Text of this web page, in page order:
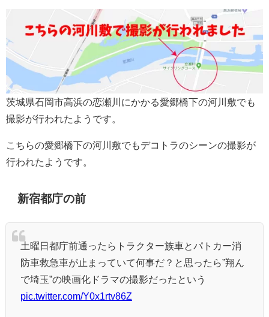
茨城県石岡市高浜の恋瀬川にかかる愛郷橋下の河川敷でも
撮影が行われたようです。
こちらの愛郷橋下の河川敷でもデコトラのシーンの撮影が
行われたようです。
新宿都庁の前
土曜日都庁前通ったらトラクター族車とパトカー消
防車救急車が止まっていて何事だ？と思ったら”翔ん
で埼玉”の映画化ドラマの撮影だったという
pic.twitter.com/Y0x1rtv86Z